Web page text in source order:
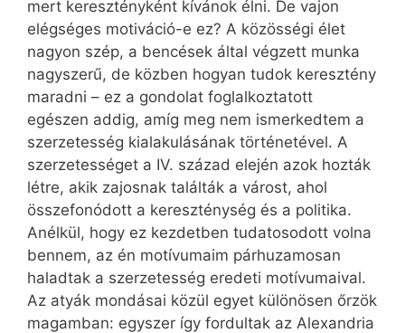
mert keresztényként kívánok élni. De vajon
elégséges motiváció-e ez? A közösségi élet
nagyon szép, a bencések által végzett munka
nagyszerű, de közben hogyan tudok keresztény
maradni – ez a gondolat foglalkoztatott
egészen addig, amíg meg nem ismerkedtem a
szerzetesség kialakulásának történetével. A
szerzetességet a IV. század elején azok hozták
létre, akik zajosnak találták a várost, ahol
összefonódott a kereszténység és a politika.
Anélkül, hogy ez kezdetben tudatosodott volna
bennem, az én motívumaim párhuzamosan
haladtak a szerzetesség eredeti motívumaival.
Az atyák mondásai közül egyet különösen őrzök
magamban: egyszer így fordultak az Alexandria